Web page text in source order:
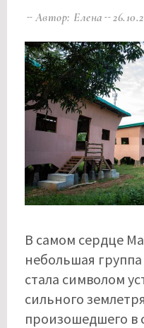
Автор: Елена
В самом сердце
небольшая
стала символом
сильного
произошедшего в